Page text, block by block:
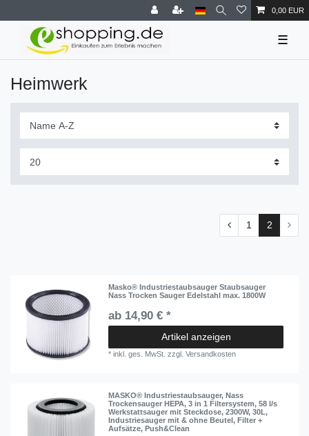
0,00 EUR
☰
Heimwerk
1 2
Masko® Industriestaubsauger Staubsauger
Nass Trocken Sauger Edelstahl max. 1800W
ab 14,90 € *
Artikel anzeigen
*inkl. ges. MwSt. zzgl.Versandkosten
MASKO® Industriestaubsauger, Nass
Trockensauger HEPA, 3 in 1 Filtersystem, 58 l/s
Werkstattsauger mit Steckdose, 2300W, 30L,
Industriesauger mit & ohne Beutel, Filter +
Aufsätze, Push&Clean